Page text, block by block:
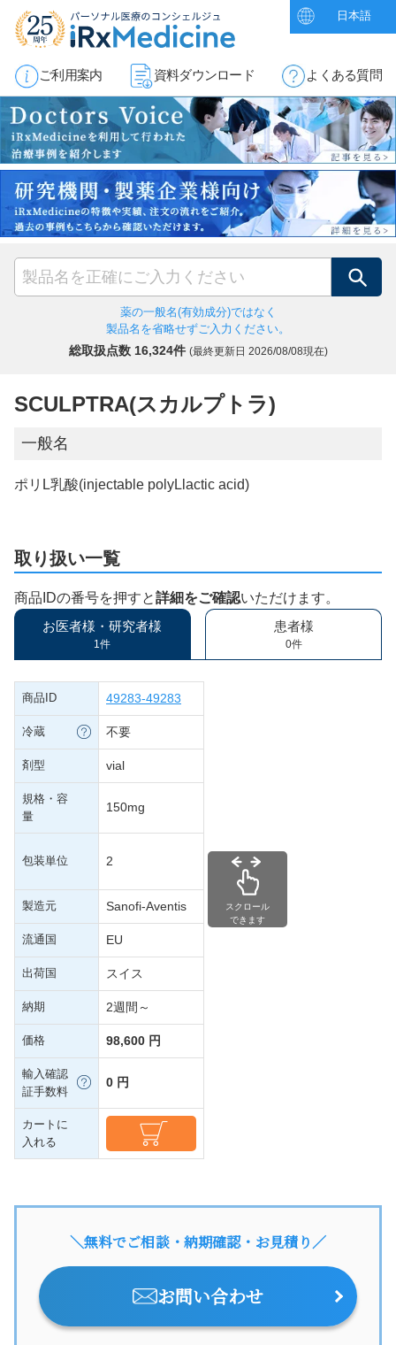
日本語
ご利用案内 資料ダウンロード よくある質問
検索
薬の一般名(有効成分)ではなく
製品名を省略せずご入力ください。
総取扱点数 16,324件 (最終更新日 2026/08/08現在)
SCULPTRA(スカルプトラ)
一般名
ポリL乳酸(injectable polyLlactic acid)
取り扱い一覧
商品IDの番号を押すと詳細をご確認いただけます。
お医者様・研究者様
1件
患者様
0件
商品ID 49283-49283
冷蔵 不要
剤型 vial
規格・容
量
150mg
包装単位 2
製造元 Sanofi-Aventis
流通国 EU
出荷国 スイス
納期 2週間～
価格 98,600 円
輸入確認
証手数料
0 円
カートに
入れる
スクロール
できます
＼無料でご相談・納期確認・お見積り／
お問い合わせ